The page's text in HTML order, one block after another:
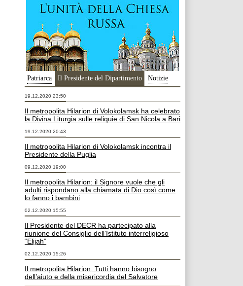
Patriarca Il Presidente del Dipartimento Notizie
19.12.2020 23:50
Il metropolita Hilarion di Volokolamsk ha celebrato
la Divina Liturgia sulle reliquie di San Nicola a Bari
19.12.2020 20:43
Il metropolita Hilarion di Volokolamsk incontra il
Presidente della Puglia
09.12.2020 19:00
Il metropolita Hilarion: il Signore vuole che gli
adulti rispondano alla chiamata di Dio così come
lo fanno i bambini
02.12.2020 15:55
Il Presidente del DECR ha partecipato alla
riunione del Consiglio dell’Istituto interreligioso
“Elijah”
02.12.2020 15:26
Il metropolita Hilarion: Tutti hanno bisogno
dell’aiuto e della misericordia del Salvatore